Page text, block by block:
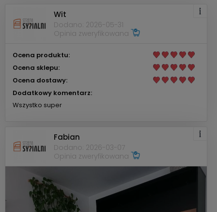
Wit
Dodano: 2026-05-31
Opinia zweryfikowana
Ocena produktu:
Ocena sklepu:
Ocena dostawy:
Dodatkowy komentarz:
Wszystko super
Fabian
Dodano: 2026-03-07
Opinia zweryfikowana